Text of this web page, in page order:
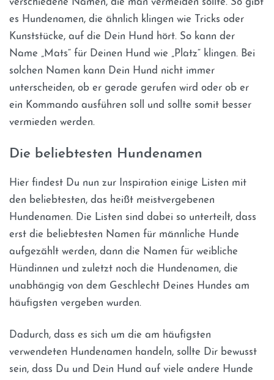
verschiedene Namen, die man vermeiden sollte. So gibt
es Hundenamen, die ähnlich klingen wie Tricks oder
Kunststücke, auf die Dein Hund hört. So kann der
Name „Mats“ für Deinen Hund wie „Platz“ klingen. Bei
solchen Namen kann Dein Hund nicht immer
unterscheiden, ob er gerade gerufen wird oder ob er
ein Kommando ausführen soll und sollte somit besser
vermieden werden.
Die beliebtesten Hundenamen
Hier findest Du nun zur Inspiration einige Listen mit
den beliebtesten, das heißt meistvergebenen
Hundenamen. Die Listen sind dabei so unterteilt, dass
erst die beliebtesten Namen für männliche Hunde
aufgezählt werden, dann die Namen für weibliche
Hündinnen und zuletzt noch die Hundenamen, die
unabhängig von dem Geschlecht Deines Hundes am
häufigsten vergeben wurden.
Dadurch, dass es sich um die am häufigsten
verwendeten Hundenamen handeln, sollte Dir bewusst
sein, dass Du und Dein Hund auf viele andere Hunde